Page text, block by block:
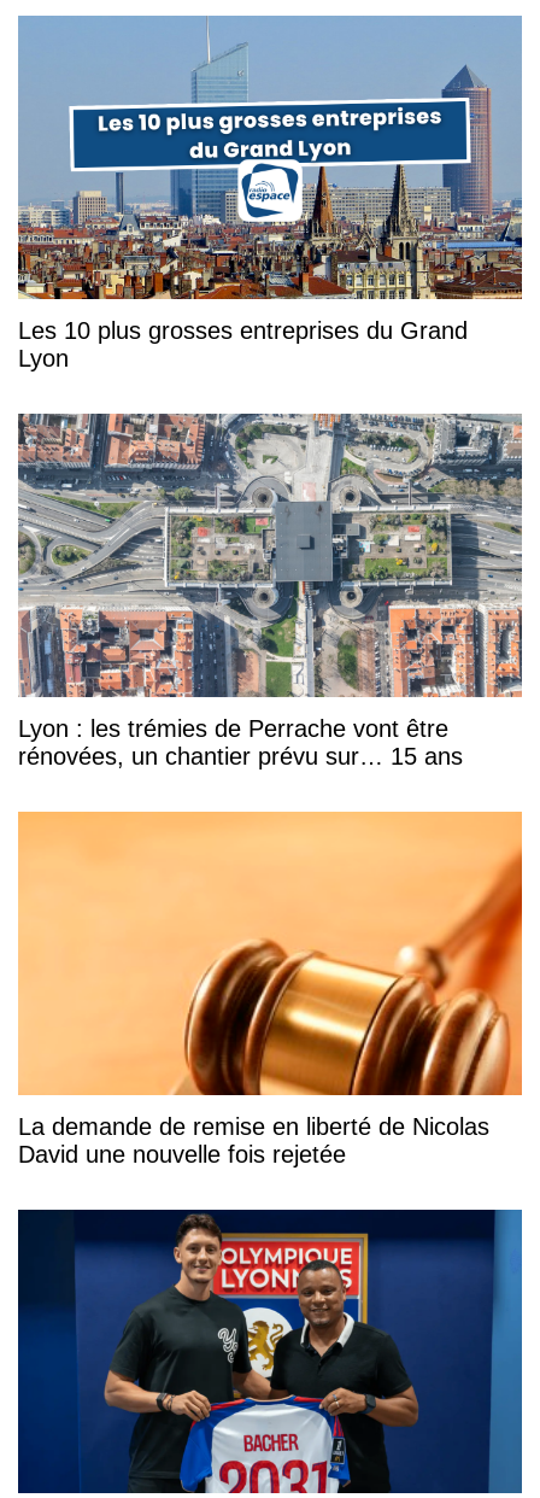
Les 10 plus grosses entreprises du Grand
Lyon
Lyon : les trémies de Perrache vont être
rénovées, un chantier prévu sur… 15 ans
La demande de remise en liberté de Nicolas
David une nouvelle fois rejetée